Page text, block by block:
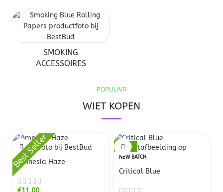
SMOKING
ACCESSOIRES
POPULAIR
WIET KOPEN
Amnesia Haze
Best Seller
-11%
NEW BATCH
Critical Blue